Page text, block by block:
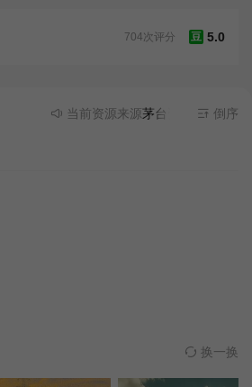
豆 5.0
704次评分
当前资源来源茅台资源 - 无需安装
倒序
换一换